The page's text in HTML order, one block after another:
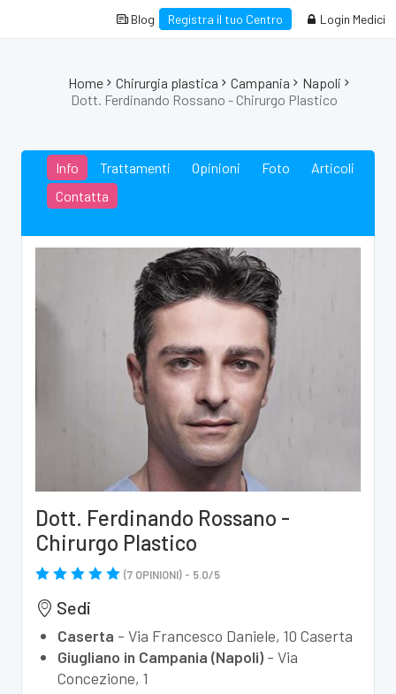
Blog Registra il tuo Centro Login Medici
Home Chirurgia plastica Campania
Napoli
Dott. Ferdinando Rossano - Chirurgo Plastico
Info Trattamenti Opinioni Foto
Articoli
Contatta
Dott. Ferdinando Rossano -
Chirurgo Plastico
(7 OPINIONI) - 5.0/5
Sedi
Caserta - Via Francesco Daniele, 10 Caserta
Giugliano in Campania (Napoli) - Via
Concezione, 1